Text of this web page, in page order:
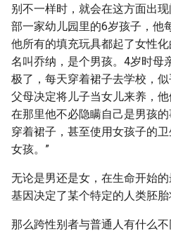
别不一样时，就会在这方面出
部一家幼儿园里的6岁孩子，他
他所有的填充玩具都起了女性
名叫乔纳，是个男孩。4岁时母
极了，每天穿着裙子去学校，
父母决定将儿子当女儿来养，
在那里他不必隐瞒自己是男孩
穿着裙子，甚至使用女孩子的
女孩。”
无论是男还是女，在生命开始
基因决定了某个特定的人类胚胎
那么跨性别者与普通人有什么